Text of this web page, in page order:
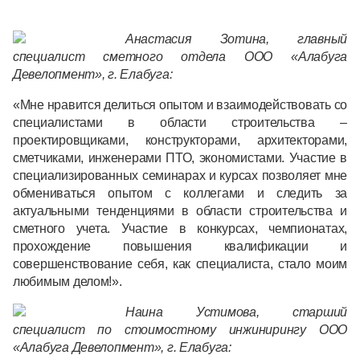
Анастасия Зотина, главный
специалист сметного отдела ООО «Алабуга
Девелопмент», г. Елабуга:
«Мне нравится делиться опытом и взаимодействовать со
специалистами в области строительства –
проектировщиками, конструкторами, архитекторами,
сметчиками, инженерами ПТО, экономистами. Участие в
специализированных семинарах и курсах позволяет мне
обмениваться опытом с коллегами и следить за
актуальными тенденциями в области строительства и
сметного учета. Участие в конкурсах, чемпионатах,
прохождение повышения квалификации и
совершенствование себя, как специалиста, стало моим
любимым делом!».
Наина Устимова, старший
специалист по стоимостному инжинирингу ООО
«Алабуга Девелопмент», г. Елабуга: